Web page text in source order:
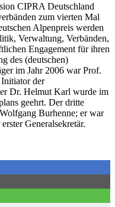
CIPRA Deutschland
zum vierten Mal
Alpenpreis werden
Verwaltung, Verbänden,
Engagement für ihren
des (deutschen)
im Jahr 2006 war Prof.
der
Dr. Helmut Karl wurde im
geehrt. Der dritte
Burhenne; er war
Generalsekretär.